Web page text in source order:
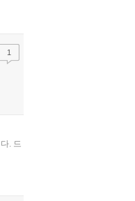
1
. 드